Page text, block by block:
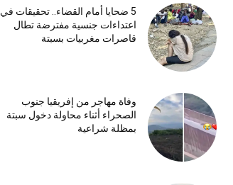
5 ضحايا أمام القضاء.. تحقيقات في
اعتداءات جنسية مفترضة تطال
قاصرات مغربيات بسبتة
وفاة مهاجر من إفريقيا جنوب
الصحراء أثناء محاولة دخول سبتة
بمظلة شراعية